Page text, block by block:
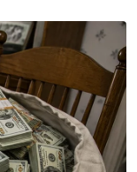
padi di
masa
upah orang.
ujarnya.